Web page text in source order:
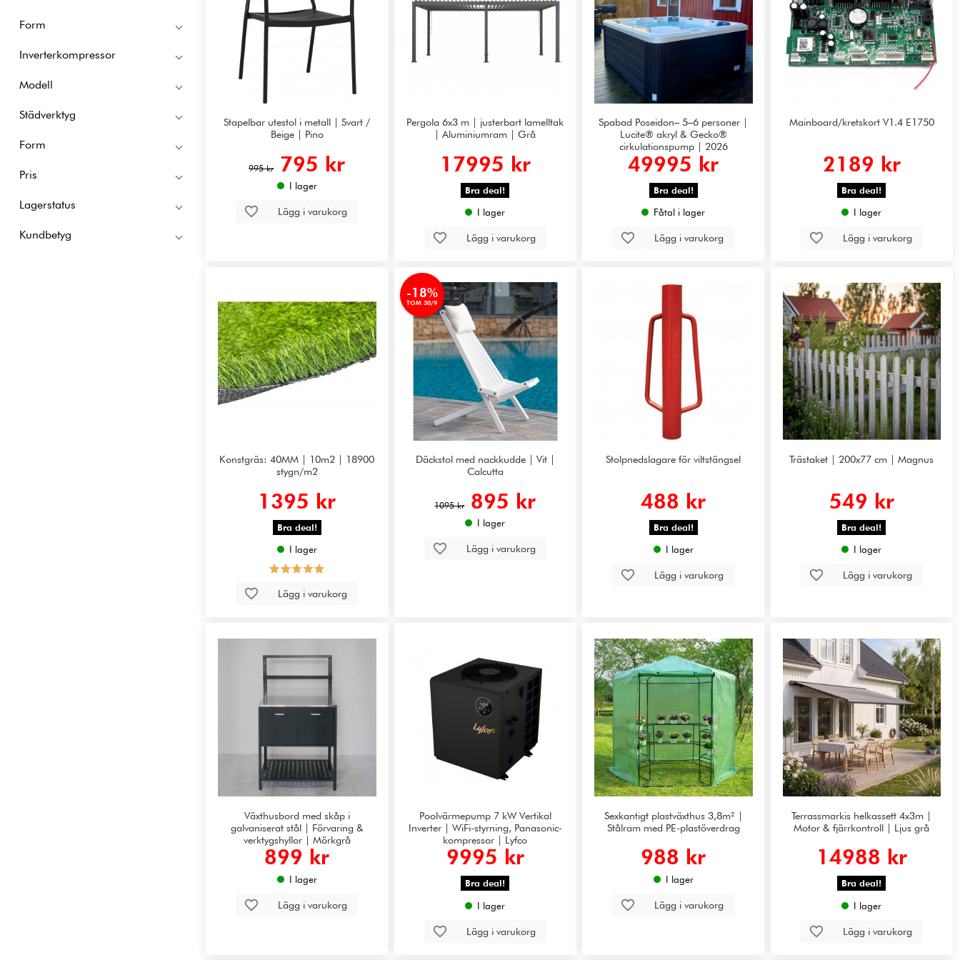
Form
Inverterkompressor
Modell
Städverktyg
Form
Pris
Lagerstatus
Kundbetyg
Stapelbar utestol i metall | Svart /
Beige | Pino
995 kr 795 kr
I lager
Lägg i varukorg
Pergola 6x3 m | justerbart lamelltak
| Aluminiumram | Grå
17995 kr
Bra deal!
I lager
Lägg i varukorg
Spabad Poseidon– 5–6 personer |
Lucite® akryl & Gecko®
cirkulationspump | 2026
49995 kr
Bra deal!
Fåtal i lager
Lägg i varukorg
Mainboard/kretskort V1.4 E1750
2189 kr
Bra deal!
I lager
Lägg i varukorg
Konstgräs: 40MM | 10m2 | 18900
stygn/m2
1395 kr
Bra deal!
I lager
Lägg i varukorg
-18%
TOM 30/9
Däckstol med nackkudde | Vit |
Calcutta
1095 kr 895 kr
I lager
Lägg i varukorg
Stolpnedslagare för viltstängsel
488 kr
Bra deal!
I lager
Lägg i varukorg
Trästaket | 200x77 cm | Magnus
549 kr
Bra deal!
I lager
Lägg i varukorg
Växthusbord med skåp i
galvaniserat stål | Förvaring &
verktygshyllor | Mörkgrå
899 kr
I lager
Lägg i varukorg
Poolvärmepump 7 kW Vertikal
Inverter | WiFi-styrning, Panasonic-
kompressor | Lyfco
9995 kr
Bra deal!
I lager
Lägg i varukorg
Sexkantigt plastväxthus 3,8m² |
Stålram med PE-plastöverdrag
988 kr
I lager
Lägg i varukorg
Terrassmarkis helkassett 4x3m |
Motor & fjärrkontroll | Ljus grå
14988 kr
Bra deal!
I lager
Lägg i varukorg